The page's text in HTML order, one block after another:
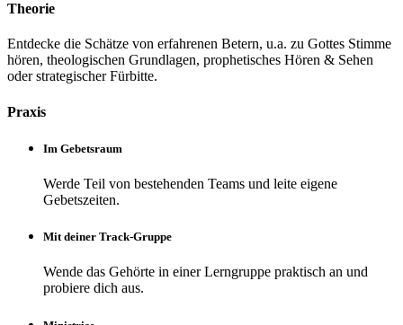
Theorie
Entdecke die Schätze von erfahrenen Betern, u.a. zu Gottes Stimme
hören, theologischen Grundlagen, prophetisches Hören & Sehen
oder strategischer Fürbitte.
Praxis
Im Gebetsraum
Werde Teil von bestehenden Teams und leite eigene
Gebetszeiten.
Mit deiner Track-Gruppe
Wende das Gehörte in einer Lerngruppe praktisch an und
probiere dich aus.